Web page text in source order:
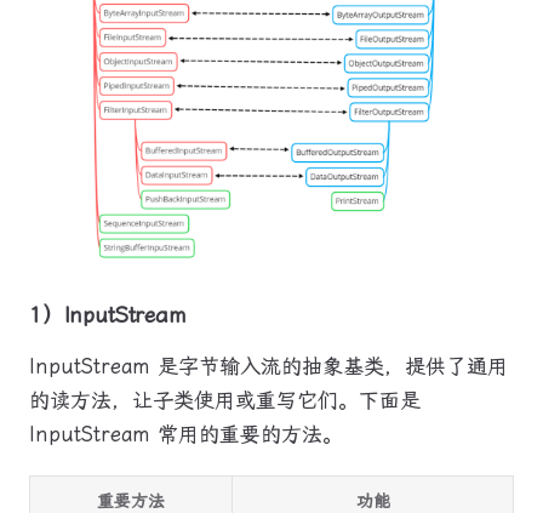
1）InputStream
InputStream 是字节输入流的抽象基类，提供了通用
的读方法，让子类使用或重写它们。下面是
InputStream 常用的重要的方法。
重要方法 功能